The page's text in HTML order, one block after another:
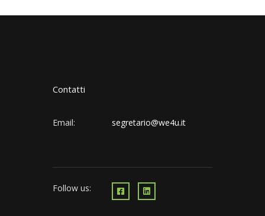
Contatti
Email: segretario@we4u.it
Follow us: